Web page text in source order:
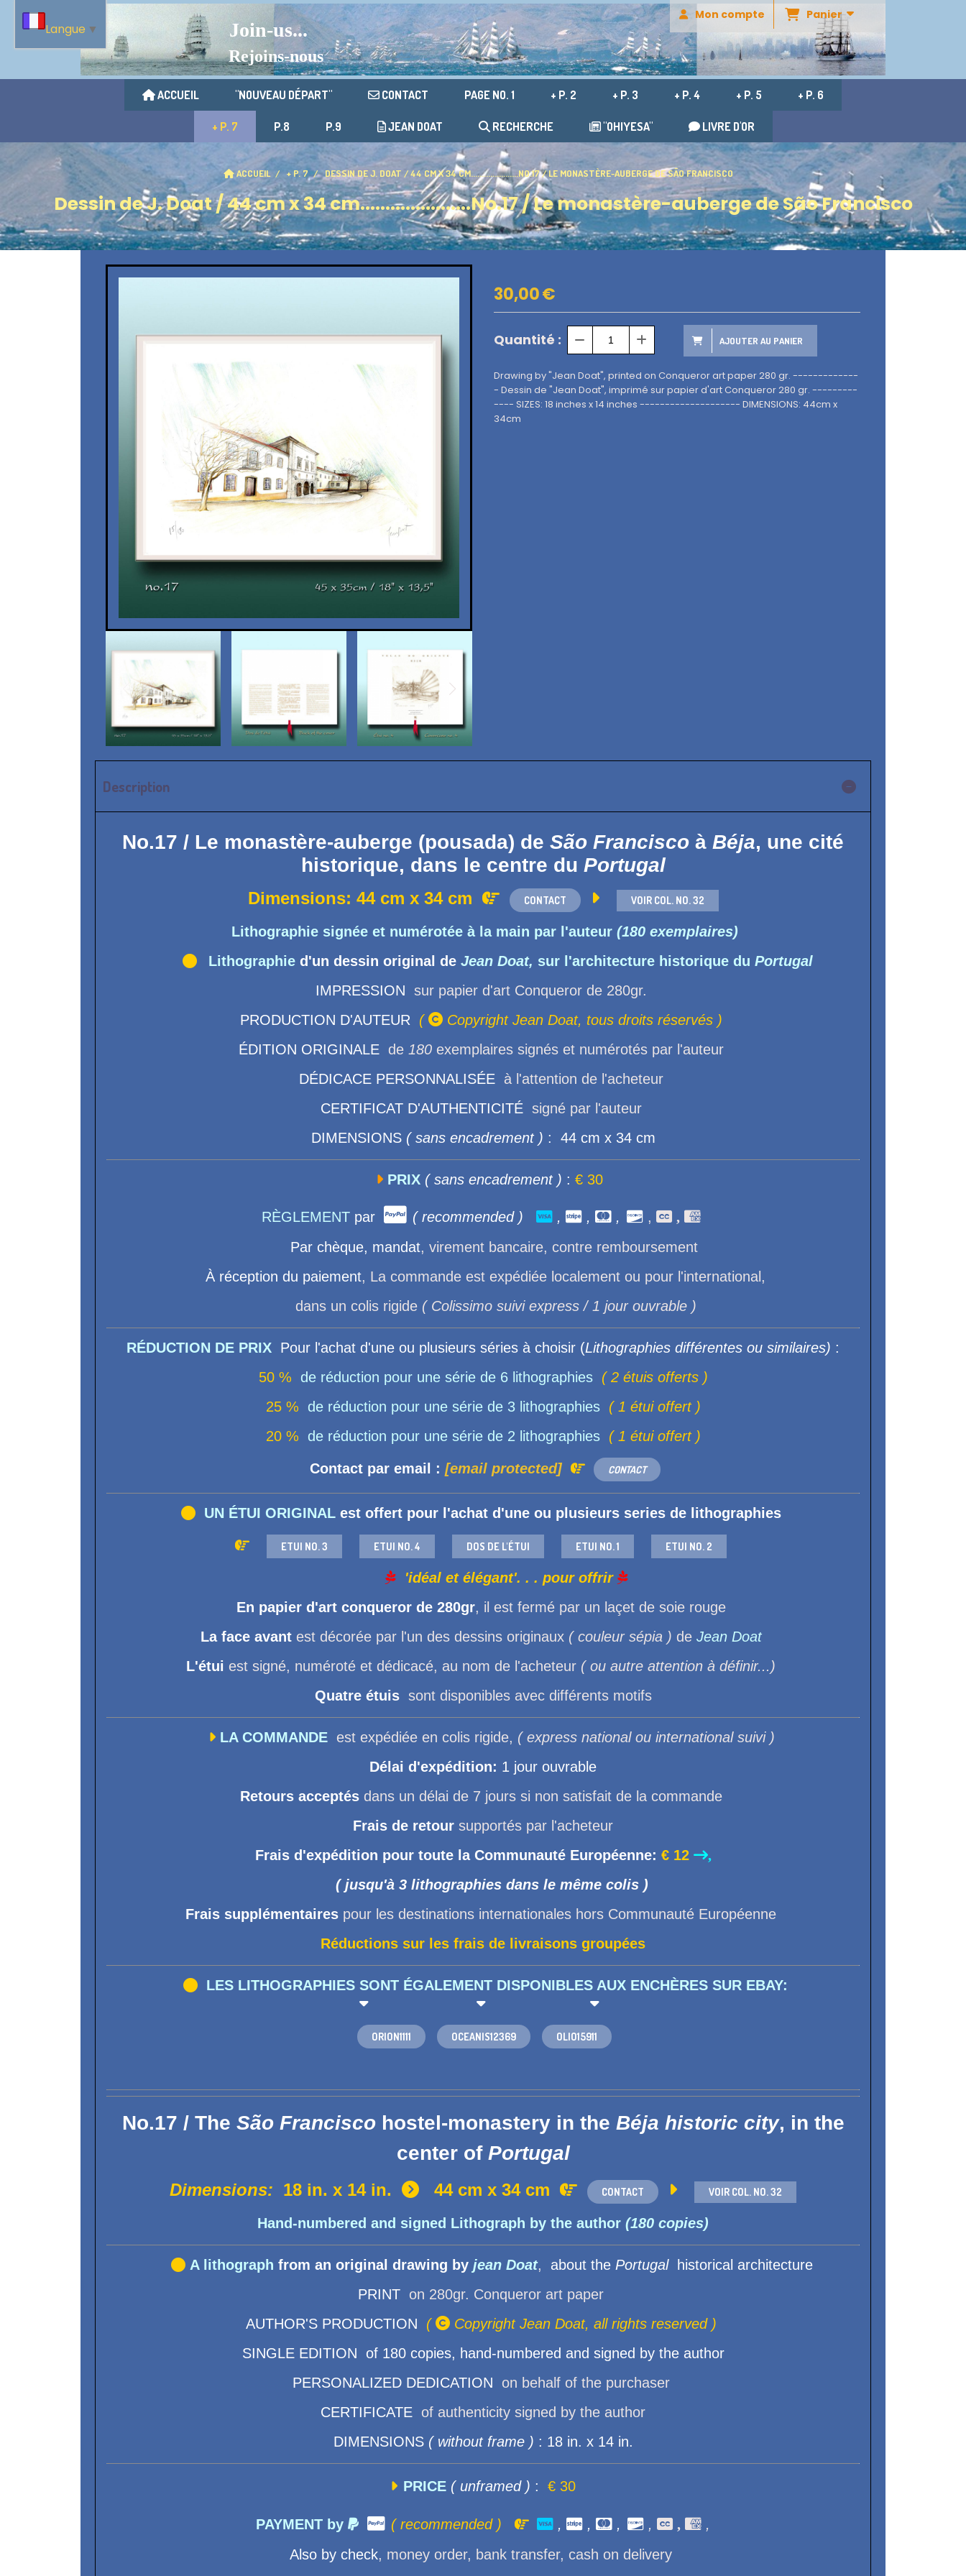
Join-us...
Rejoins-nous
Mon compte Panier
ACCUEIL "NOUVEAU DÉPART" CONTACT PAGE NO. 1 + P. 2 + P. 3 + P. 4 + P. 5 + P. 6
+ P. 7 P.8 P.9 JEAN DOAT RECHERCHE "OHIYESA" LIVRE D'OR
ACCUEIL + P. 7 DESSIN DE J. DOAT / 44 CM X 34 CM......................NO.17 / LE MONASTÈRE-AUBERGE DE SÃO FRANCISCO
Dessin de J. Doat / 44 cm x 34 cm......................No.17 / Le monastère-auberge de São Francisco
30,00€
Quantité : AJOUTER AU PANIER
Drawing by "Jean Doat", printed on Conqueror art paper 280 gr. -------------
- Dessin de "Jean Doat", imprimé sur papier d'art Conqueror 280 gr. ---------
---- SIZES: 18 inches x 14 inches -------------------- DIMENSIONS: 44cm x
34cm
Description
No.17 / Le monastère-auberge (pousada) de São Francisco à Béja, une cité
historique, dans le centre du Portugal
Dimensions: 44 cm x 34 cm  CONTACT  VOIR COL. NO. 32
Lithographie signée et numérotée à la main par l'auteur(180 exemplaires)
 Lithographied'un dessin original de Jean Doat, sur l'architecture historique du Portugal
IMPRESSION sur papier d'art Conqueror de 280gr.
PRODUCTION D'AUTEUR
( Copyright Jean Doat, tous droits réservés )
ÉDITION ORIGINALE de 180exemplaires signés et numérotés par l'auteur
DÉDICACE PERSONNALISÉE à l'attention de l'acheteur
CERTIFICAT D'AUTHENTICITÉsigné par l'auteur
DIMENSIONS ( sans encadrement ) : 44 cm x 34 cm
 PRIX ( sans encadrement ) : € 30
RÈGLEMENTpar  ( recommended )  ,  ,  ,  ,  , 
Par chèque, mandat, virement bancaire, contre remboursement
À réception du paiement, La commande est expédiée localement ou pour l'international,
dans un colis rigide ( Colissimo suivi express / 1 jour ouvrable )
RÉDUCTION DE PRIX Pour l'achat d'une ou plusieurs séries à choisir (Lithographies différentes ou similaires) :
50 %
de réduction pour une série de 6 lithographies
( 2 étuis offerts )
25 %
de réduction pour une série de 3 lithographies
( 1 étui offert )
20 %
de réduction pour une série de 2 lithographies ( 1 étui offert )
Contact par email : [email protected]  CONTACT
 UN ÉTUI ORIGINALest offert pour l'achat d'une ou plusieurs series de lithographies
 ETUI NO. 3 ETUI NO. 4 DOS DE L'ÉTUI ETUI NO. 1 ETUI NO. 2
 'idéal et élégant'. . . pour offrir 
En papier d'art conqueror de 280gr, il est fermé par un laçet de soie rouge
La face avantest décorée par l'un des dessins originaux ( couleur sépia ) de Jean Doat
L'étui est signé, numéroté et dédicacé, au nom de l'acheteur ( ou autre attention à définir...)
Quatre étuissont disponibles avec différents motifs
 LA COMMANDE est expédiée en colis rigide, ( express national ou international suivi )
Délai d'expédition: 1 jour ouvrable
Retours acceptésdans un délai de 7 jours si non satisfait de la commande
Frais de retour supportés par l'acheteur
Frais d'expédition pour toute la Communauté Européenne: € 12 ,
( jusqu'à 3 lithographies dans le même colis )
Frais supplémentaires pour les destinations internationales hors Communauté Européenne
Réductions sur les frais de livraisons groupées
 LES LITHOGRAPHIES SONT ÉGALEMENT DISPONIBLES AUX ENCHÈRES SUR EBAY:
  
ORION1111 OCEANIS12369 OLIO15911
No.17 / The São Franciscohostel-monastery in the Béja historic city, in the
center of Portugal
Dimensions: 18 in. x 14 in.  44 cm x 34 cm  CONTACT  VOIR COL. NO. 32
Hand-numbered and signed Lithograph by the author (180 copies)
 A l ithograph from an original drawing by jean Doat, about the Portugal
historical architecture
PRINT on 280gr. Conqueror art paper
AUTHOR'S PRODUCTION
( Copyright Jean Doat, all rights reserved )
SINGLE EDITION of 180 copies, hand-numbered and signed by the author
PERSONALIZED DEDICATION on behalf of the purchaser
CERTIFICATE of authenticity signed by the author
DIMENSIONS ( without frame ) : 18 in. x 14 in.
 PRICE ( unframed ) : € 30
PAYMENT by   ( recommended )   ,  ,  ,  ,  ,  ,
Also by check, money order, bank transfer, cash on delivery
Langue ▼